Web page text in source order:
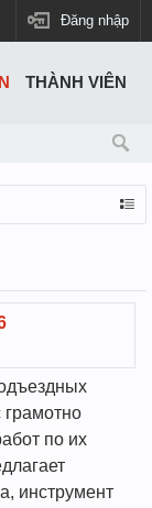
Đăng nhập
по их
инструмент
THÀNH VIÊN